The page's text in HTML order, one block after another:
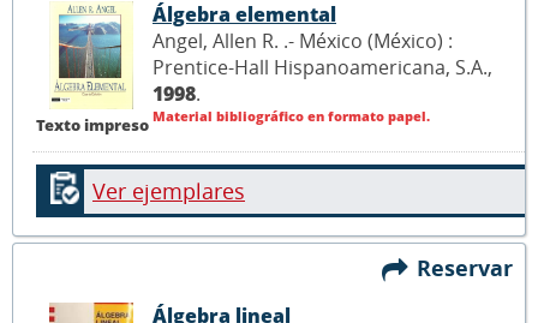
Texto impreso
Álgebra elemental
Angel, Allen R. .- México (México) :
Prentice-Hall Hispanoamericana, S.A.,
1998.
Material bibliográfico en formato papel.
Ver ejemplares
Reservar
Álgebra lineal